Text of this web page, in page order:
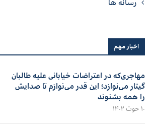
اخبار مهم
مهاجری‌که در اعتراضات خیابانی علیه طالبان
گیتار می‌نوازد؛ این قدر می‌نوازم تا صدایش
را همه بشنوند
۱۰ حوت ۱۴۰۲